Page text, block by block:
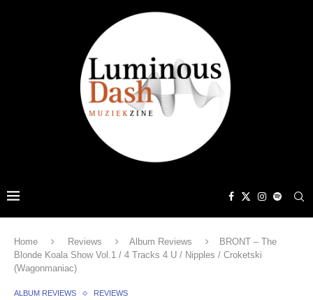
Home Reviews Album Reviews
BRONT – The
Blonde Koala Show Vol.1 / 4 Tracks 4 U / Nipples / Croketski
(Wagonmaniac)
ALBUM REVIEWS REVIEWS